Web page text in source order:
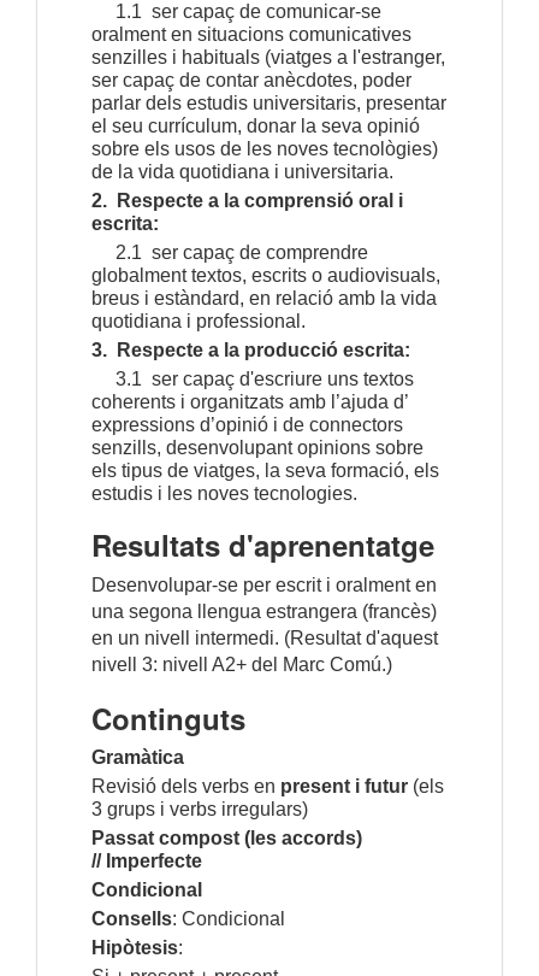
1.1 ser capaç de comunicar-se
oralment en situacions comunicatives
senzilles i habituals (viatges a l'estranger,
ser capaç de contar anècdotes, poder
parlar dels estudis universitaris, presentar
el seu currículum, donar la seva opinió
sobre els usos de les noves tecnològies)
de la vida quotidiana i universitaria.
2. Respecte a la comprensió oral i
escrita:
2.1 ser capaç de comprendre
globalment textos, escrits o audiovisuals,
breus i estàndard, en relació amb la vida
quotidiana i professional.
3. Respecte a la producció escrita:
3.1 ser capaç d'escriure uns textos
coherents i organitzats amb l’ajuda d’
expressions d’opinió i de connectors
senzills, desenvolupant opinions sobre
els tipus de viatges, la seva formació, els
estudis i les noves tecnologies.
Resultats d'aprenentatge
Desenvolupar-se per escrit i oralment en
una segona llengua estrangera (francès)
en un nivell intermedi. (Resultat d'aquest
nivell 3: nivell A2+ del Marc Comú.)
Continguts
Gramàtica
Revisió dels verbs en present i futur (els
3 grups i verbs irregulars)
Passat compost (les accords)
// Imperfecte
Condicional
Consells: Condicional
Hipòtesis: